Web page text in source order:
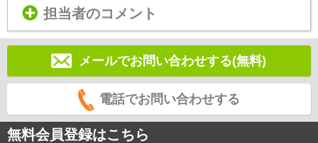
担当者のコメント
メールでお問い合わせする(無料)
電話でお問い合わせする
無料会員登録はこちら